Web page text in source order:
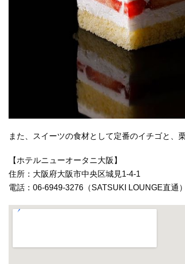
また、スイーツの食材として定番のイチゴと、
【ホテルニューオータニ大阪】
住所：大阪府大阪市中央区城見1-4-1
電話：06-6949-3276（SATSUKI LOUNGE直通）